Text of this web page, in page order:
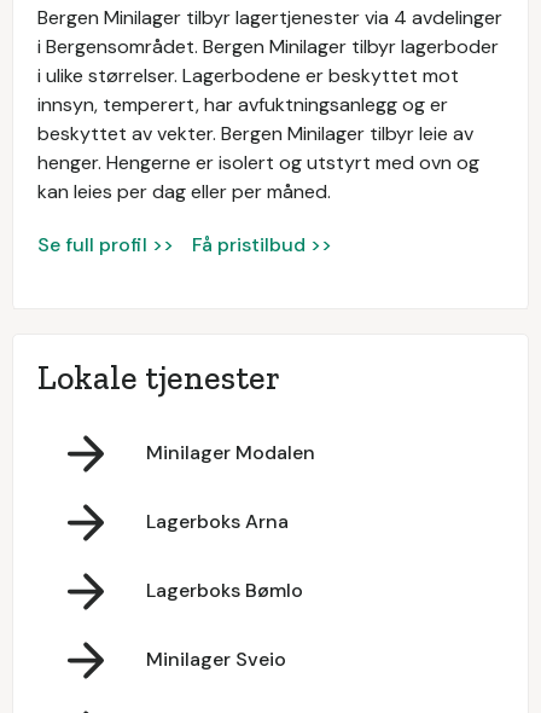
Bergen Minilager tilbyr lagertjenester via 4 avdelinger
i Bergensområdet. Bergen Minilager tilbyr lagerboder
i ulike størrelser. Lagerbodene er beskyttet mot
innsyn, temperert, har avfuktningsanlegg og er
beskyttet av vekter. Bergen Minilager tilbyr leie av
henger. Hengerne er isolert og utstyrt med ovn og
kan leies per dag eller per måned.
Se full profil >> Få pristilbud >>
Lokale tjenester
Minilager Modalen
Lagerboks Arna
Lagerboks Bømlo
Minilager Sveio